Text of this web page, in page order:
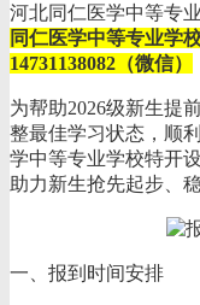
河北同仁医学中等专
同仁医学中等专业学
14731138082（微信）
为帮助2026级新生提
整最佳学习状态，顺
学中等专业学校特开
助力新生抢先起步、
一、报到时间安排